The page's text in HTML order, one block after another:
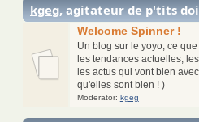
kgeg, agitateur de p'tits
Welcome Spinner !
Un blog sur le yoyo, ce
les tendances actuelles,
les actus qui vont bien
qu'elles sont bien ! )
Moderator: kgeg